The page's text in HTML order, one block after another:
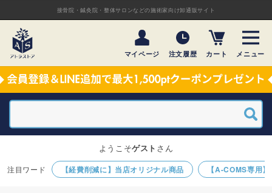
接骨院・鍼灸院・整体サロンなどの施術家向け卸通販サイト
マイページ 注文履歴 カート メニュー
【経費削減に】当店オリジナル商品 【A-COMS専用
ようこそゲスト さん